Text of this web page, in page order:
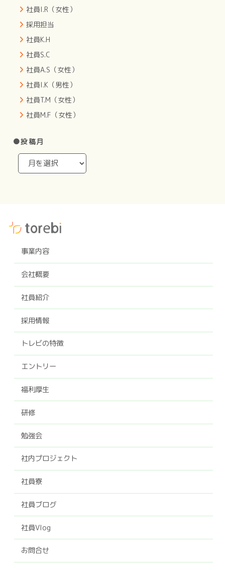
社員I.R（女性）
採用担当
社員K.H
社員S.C
社員A.S（女性）
社員I.K（男性）
社員T.M（女性）
社員M.F（女性）
●投稿月
事業内容
会社概要
社員紹介
採用情報
トレビの特徴
エントリー
福利厚生
研修
勉強会
社内プロジェクト
社員寮
社員ブログ
社員Vlog
お問合せ